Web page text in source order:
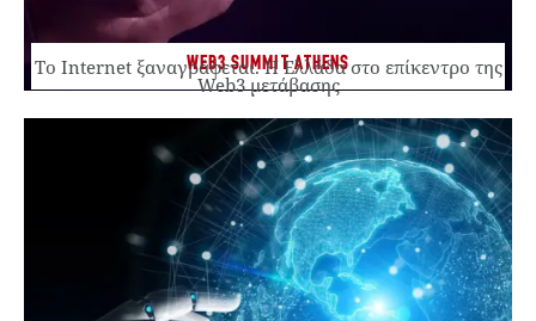
WEB3 SUMMIT ATHENS
Το Internet ξαναγράφεται. Η Ελλάδα στο επίκεντρο της
Web3 μετάβασης